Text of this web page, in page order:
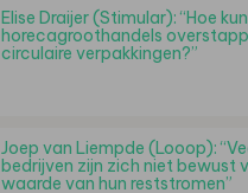
Elise Draijer (Stimular): “Hoe
horecagroothandels
circulaire verpakkingen?”
Joep van Liempde (Looop):
bedrijven zijn zich niet bewust
waarde van hun reststromen”